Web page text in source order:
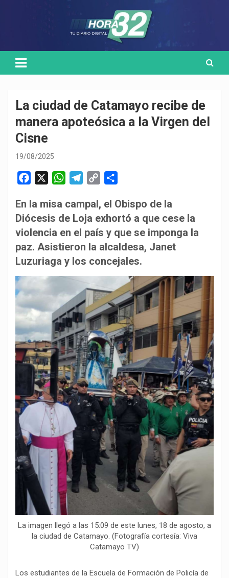
La ciudad de Catamayo recibe de
manera apoteósica a la Virgen del
Cisne
19/08/2025
c
e
b
o
o
W
a
t
s
A
p
l
e
g
r
a
p
y
L
i
n
m
p
a
r
t
En la misa campal, el Obispo de la
Diócesis de Loja exhortó a que cese la
violencia en el país y que se imponga la
paz. Asistieron la alcaldesa, Janet
Luzuriaga y los concejales.
La imagen llegó a las 15:09 de este lunes, 18 de agosto, a
la ciudad de Catamayo. (Fotografía cortesía: Viva
Catamayo TV)
Los estudiantes de la Escuela de Formación de Policía de